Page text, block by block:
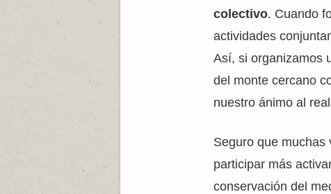
colectivo. Cuando
actividades
Así, si organizamos
del monte cercano
nuestro ánimo al
Seguro que muchas
participar más
conservación del